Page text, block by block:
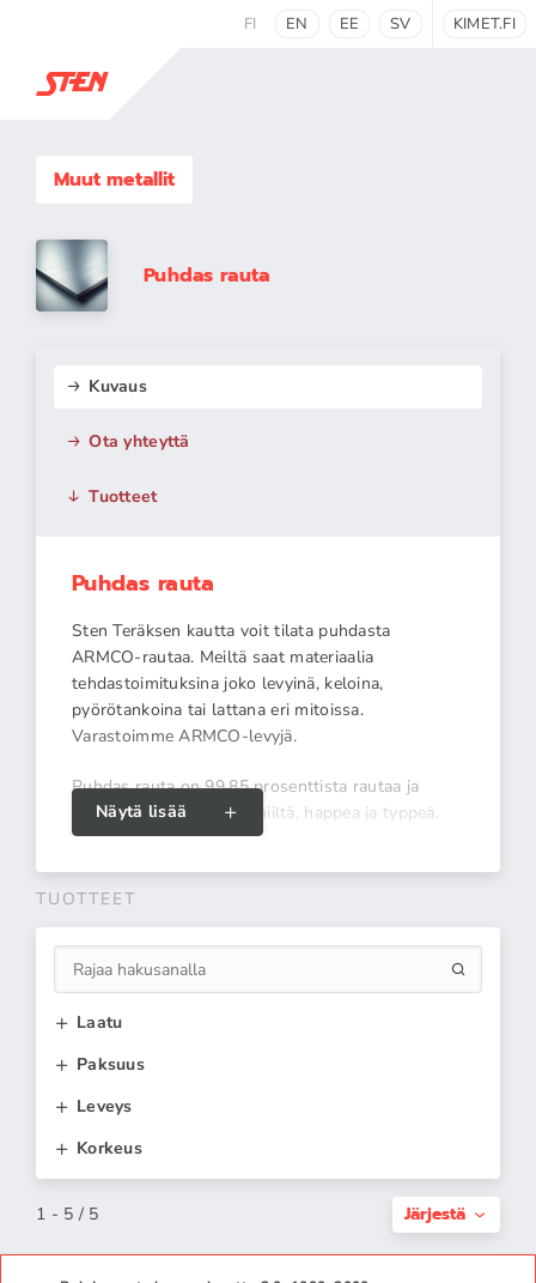
FI EN EE SV KIMET.FI
Muut metallit
Puhdas rauta
Kuvaus
Ota yhteyttä
Tuotteet
Puhdas rauta
Sten Teräksen kautta voit tilata puhdasta
ARMCO-rautaa. Meiltä saat materiaalia
tehdastoimituksina joko levyinä, keloina,
pyörötankoina tai lattana eri mitoissa.
Varastoimme ARMCO-levyjä.
Puhdas rauta on 99,85 prosenttista rautaa ja
sisältää erityisen vähän hiiltä, happea ja typpeä.
Tämän ansiosta tuotteella on perusrautaan
hapettumista ja kemiallisia hyökkäyksiä vastaan;
erinomainen kylmätyöstettävyys ja hitsattavuus.
ARMCO-rautaa käytetään muun muassa
sairaaloiden ja muiden vastaavien tilojen
ja laitteissa. Teräsvalimot käyttävät puhdasta
rautaa ruostumattomien ja haponkestävien
Näytä lisää
TUOTTEET
Laatu
Paksuus
Leveys
Korkeus
1 - 5 / 5 Järjestä